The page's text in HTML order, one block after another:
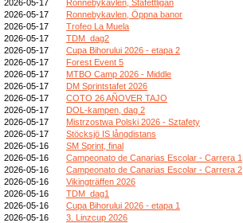
2026-05-17
Ronnebykavlen, Stafettligan
2026-05-17
Ronnebykavlen, Öppna banor
2026-05-17
Trofeo La Muela
2026-05-17
TDM_dag2
2026-05-17
Cupa Bihorului 2026 - etapa 2
2026-05-17
Forest Event 5
2026-05-17
MTBO Camp 2026 - Middle
2026-05-17
DM Sprintstafet 2026
2026-05-17
COTO 26 AÑOVER TAJO
2026-05-17
DOL-kampen, dag 2
2026-05-17
Mistrzostwa Polski 2026 - Sztafety
2026-05-17
Stöcksjö IS långdistans
2026-05-16
SM Sprint, final
2026-05-16
Campeonato de Canarias Escolar - Carrera 1
2026-05-16
Campeonato de Canarias Escolar - Carrera 2
2026-05-16
Vikingträffen 2026
2026-05-16
TDM_dag1
2026-05-16
Cupa Bihorului 2026 - etapa 1
2026-05-16
3. Linzcup 2026